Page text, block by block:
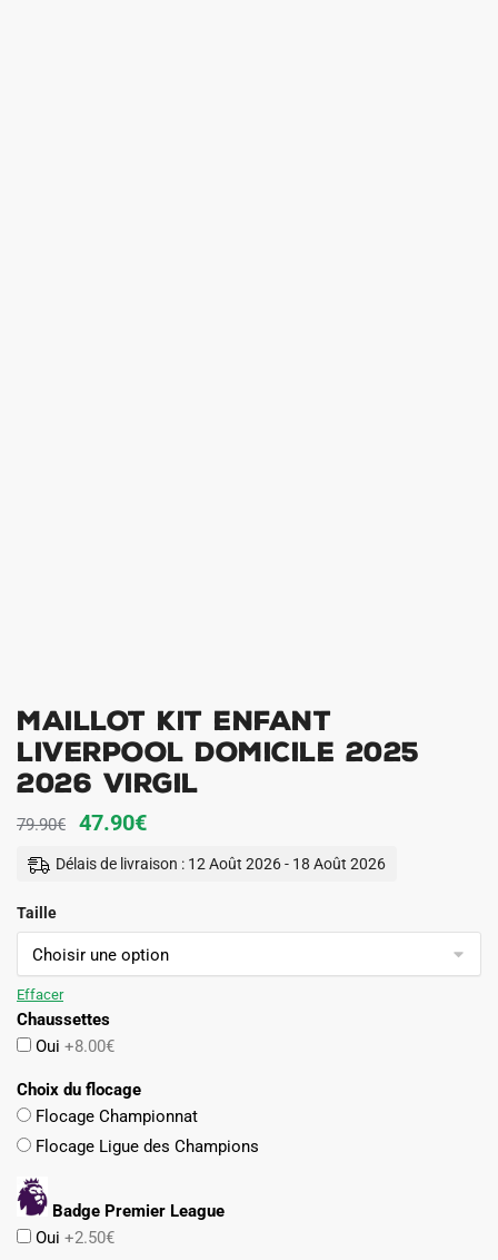
Maillot Kit Enfant
Liverpool Domicile 2025
2026 Virgil
79.90€
Le
prix
79.90€.
47.90€Le
prix
47.90€.
Délais de livraison : 12 Août 2026 - 18 Août 2026
Taille
Effacer
Chaussettes
Oui +8.00€
Choix du flocage
Flocage Championnat
Flocage Ligue des Champions
Badge Premier League
Oui +2.50€